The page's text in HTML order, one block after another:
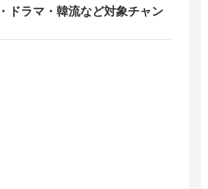
ドラマ・韓流など対象チャン